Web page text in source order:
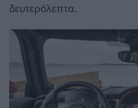
δευτερόλεπτα.